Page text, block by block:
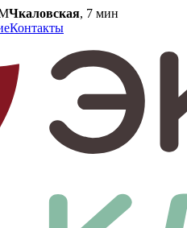
Чкаловская, 7 мин
Контакты